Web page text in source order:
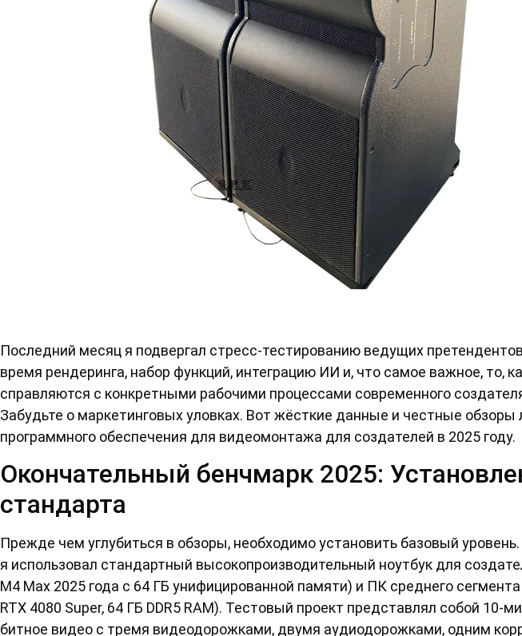
Последний месяц я подвергал стресс-тестированию ведущих
время рендеринга, набор функций, интеграцию ИИ и, что самое важное, то,
справляются с конкретными рабочими процессами современного
Забудьте о маркетинговых уловках. Вот жёсткие данные и честные обзоры
программного обеспечения для видеомонтажа для создателей в 2025 году.
Окончательный бенчмарк 2025:
стандарта
Прежде чем углубиться в обзоры, необходимо установить базовый
я использовал стандартный высокопроизводительный ноутбук для
M4 Max 2025 года с 64 ГБ унифицированной памяти) и ПК среднего
RTX 4080 Super, 64 ГБ DDR5 RAM). Тестовый проект представлял собой 10-
битное видео с тремя видеодорожками, двумя аудиодорожками, одним